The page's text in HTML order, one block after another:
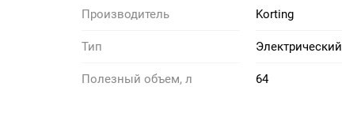
Производитель Korting
Тип Электрический
Полезный объем, л 64